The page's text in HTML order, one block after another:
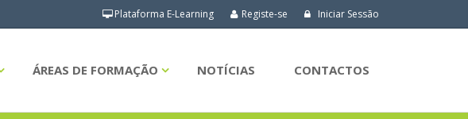
Plataforma E-Learning Registe-se Iniciar Sessão
ÁREAS DE FORMAÇÃO NOTÍCIAS CONTACTOS